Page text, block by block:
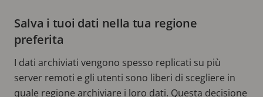
Salva i tuoi dati nella tua regione
preferita
I dati archiviati vengono spesso replicati su più
server remoti e gli utenti sono liberi di scegliere in
quale regione archiviare i loro dati. Questa decisione